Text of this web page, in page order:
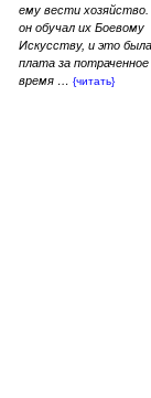
ему вести
он обучал их Боевому
Искусству, и это
плата за потраченное
время … {читать}